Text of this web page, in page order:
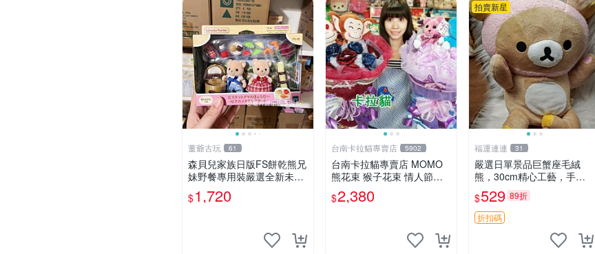
董爺古玩 61
森貝兒家族日版FS餅乾熊兄
妹野餐專用裝嚴選全新未開
封，包含兩組大童款紙盒
裝，適合收藏與分享。 餅乾
$1,720
台南卡拉貓專賣店 5902
台南卡拉貓專賣店 MOMO
熊花束 猴子花束 情人節禮
物 二選一 可繡字 可今天寄
明天到
$2,380
拍賣新星
福運連連 31
嚴選日單景品巨蟹座毛絨
熊，30cm精心工藝，手感
軟糯推薦收藏送人 巨蟹座
毛絨玩具 精緻做工
$529 89折
折扣碼